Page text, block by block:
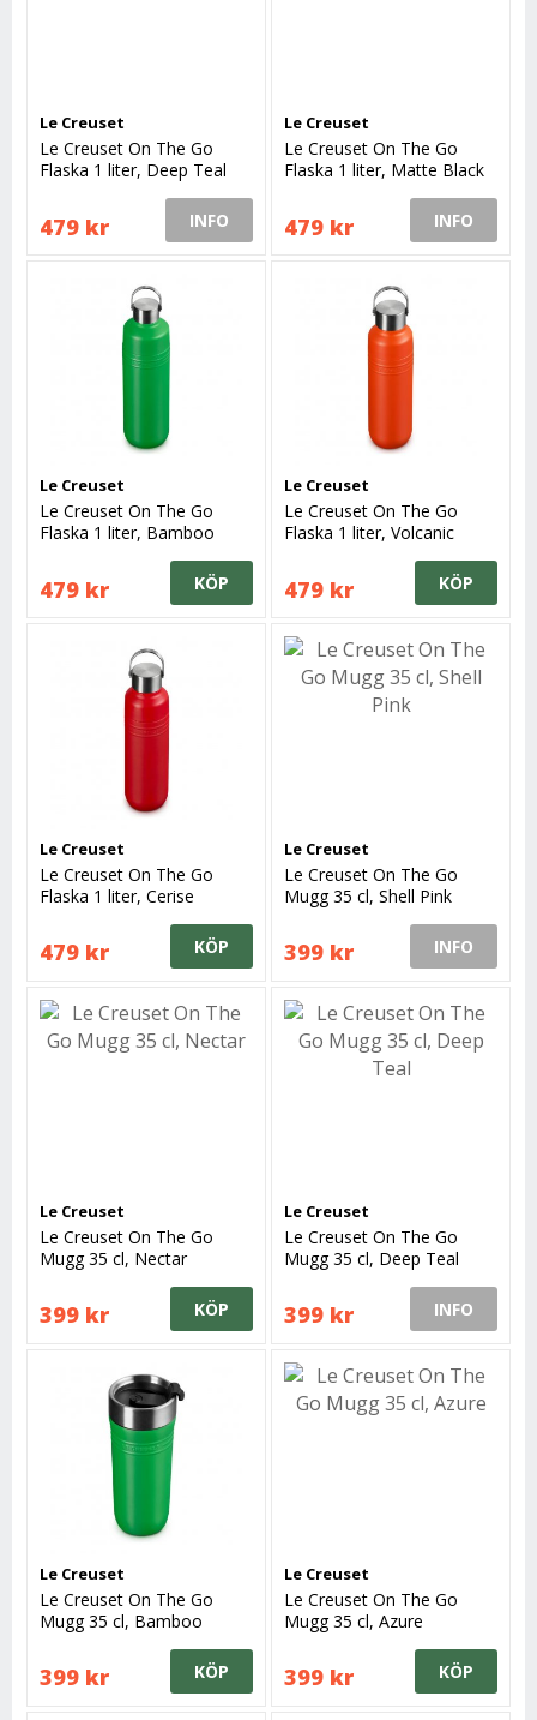
Le Creuset
Le Creuset On The Go
Flaska 1 liter, Deep Teal
479 kr INFO
Le Creuset
Le Creuset On The Go
Flaska 1 liter, Matte Black
479 kr INFO
Le Creuset
Le Creuset On The Go
Flaska 1 liter, Bamboo
479 kr KÖP
Le Creuset
Le Creuset On The Go
Flaska 1 liter, Volcanic
479 kr KÖP
Le Creuset
Le Creuset On The Go
Flaska 1 liter, Cerise
479 kr KÖP
Le Creuset
Le Creuset On The Go
Mugg 35 cl, Shell Pink
399 kr INFO
Le Creuset
Le Creuset On The Go
Mugg 35 cl, Nectar
399 kr KÖP
Le Creuset
Le Creuset On The Go
Mugg 35 cl, Deep Teal
399 kr INFO
Le Creuset
Le Creuset On The Go
Mugg 35 cl, Bamboo
399 kr KÖP
Le Creuset
Le Creuset On The Go
Mugg 35 cl, Azure
399 kr KÖP